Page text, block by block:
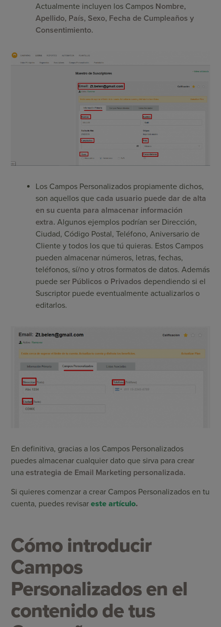
Actualmente incluyen los Campos Nombre,
Apellido, País, Sexo, Fecha de Cumpleaños y
Consentimiento.
Los Campos Personalizados propiamente dichos,
son aquellos que cada usuario puede dar de alta
en su cuenta para almacenar información
extra. Algunos ejemplos podrían ser Dirección,
Ciudad, Código Postal, Teléfono, Aniversario de
Cliente y todos los que tú quieras. Estos Campos
pueden almacenar números, letras, fechas,
teléfonos, sí/no y otros formatos de datos. Además
puede ser Públicos o Privados dependiendo si el
Suscriptor puede eventualmente actualizarlos o
editarlos.
En definitiva, gracias a los Campos Personalizados
puedes almacenar cualquier dato que sirva para crear
una estrategia de Email Marketing personalizada.
Si quieres comenzar a crear Campos Personalizados en tu
cuenta, puedes revisareste artículo.
Cómo introducir
Campos
Personalizados en el
contenido de tus